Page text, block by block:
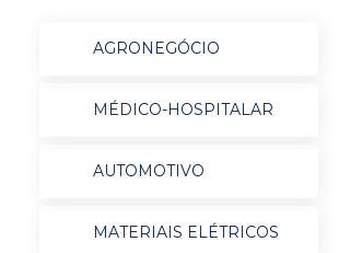
AGRONEGÓCIO
MÉDICO-HOSPITALAR
AUTOMOTIVO
MATERIAIS ELÉTRICOS